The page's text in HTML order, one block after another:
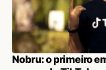
Nobru: o primeiro